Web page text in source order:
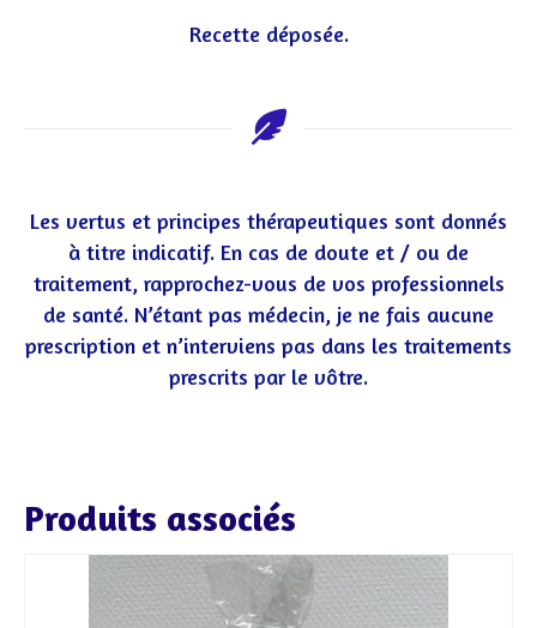
Recette déposée.
Les vertus et principes thérapeutiques sont donnés
à titre indicatif. En cas de doute et / ou de
traitement, rapprochez-vous de vos professionnels
de santé. N’étant pas médecin, je ne fais aucune
prescription et n’interviens pas dans les traitements
prescrits par le vôtre.
Produits associés